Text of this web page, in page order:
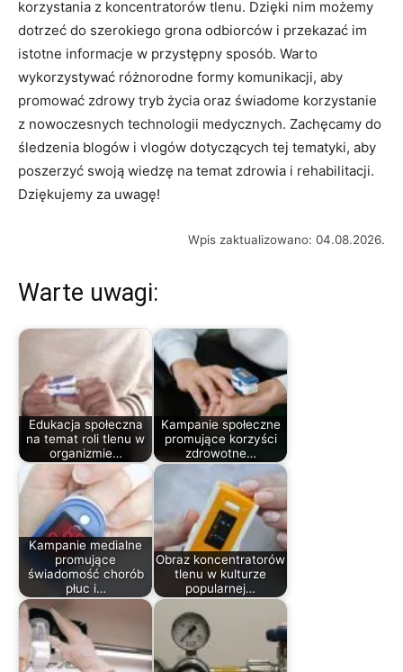
korzystania ⁢z koncentratorów tlenu. Dzięki nim możemy
dotrzeć do szerokiego grona odbiorców i przekazać im
istotne informacje w przystępny sposób. Warto
wykorzystywać ⁤różnorodne formy komunikacji, aby​
promować zdrowy tryb życia oraz świadome korzystanie
z nowoczesnych ‍technologii ‌medycznych. Zachęcamy do⁢
śledzenia blogów i vlogów dotyczących tej tematyki, aby
poszerzyć​ swoją wiedzę na temat zdrowia⁣ i rehabilitacji.
Dziękujemy ‍za uwagę!
Wpis zaktualizowano: 04.08.2026.
Warte uwagi:
Edukacja społeczna
na temat roli tlenu w
organizmie…
Kampanie społeczne
promujące korzyści
zdrowotne…
Kampanie medialne
promujące
świadomość chorób
płuc i…
Obraz koncentratorów
tlenu w kulturze
popularnej…